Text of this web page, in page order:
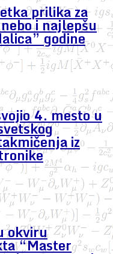
prilika za
i najlepšu
godine
4. mesto u
iz
okviru
“Master